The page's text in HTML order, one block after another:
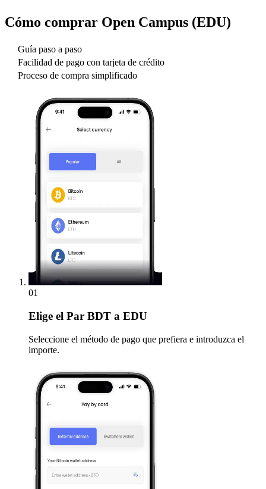
Cómo comprar Open Campus (EDU)
Guía paso a paso
Facilidad de pago con tarjeta de crédito
Proceso de compra simplificado
01
Elige el Par BDT a EDU
Seleccione el método de pago que prefiera e introduzca el
importe.